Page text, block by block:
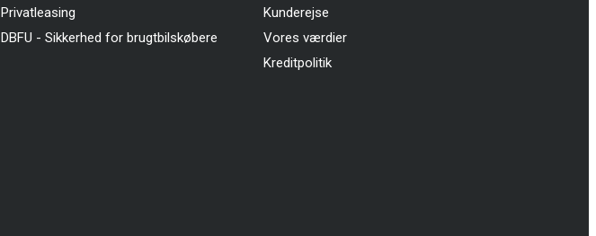
Privatleasing
DBFU - Sikkerhed for brugtbilskøbere
Kunderejse
Vores værdier
Kreditpolitik